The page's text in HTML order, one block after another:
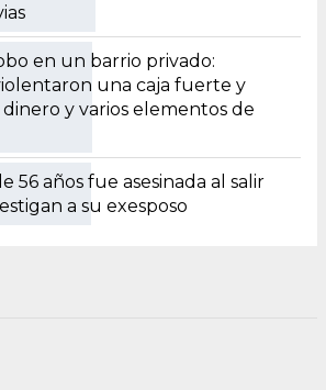
en un barrio privado:
una caja fuerte y
y varios elementos de
56 años fue asesinada al salir
a su exesposo